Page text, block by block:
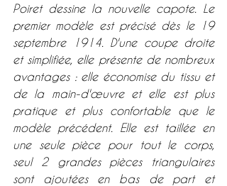
Poiret dessine la nouvelle capote. Le
premier modèle est précisé dès le 19
septembre 1914. D'une coupe droite
et simplifiée, elle présente de nombreux
avantages : elle économise du tissu et
de la main-d'œuvre et elle est plus
pratique et plus confortable que le
modèle précédent. Elle est taillée en
une seule pièce pour tout le corps,
seul 2 grandes pièces triangulaires
sont ajoutées en bas de part et